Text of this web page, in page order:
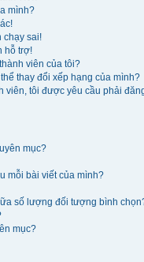
mình?
chạy sai!
hỗ trợ!
viên của tôi?
thay đổi xếp hạng của mình?
viên, tôi được yêu cầu phải
mục?
mỗi bài viết của mình?
số lượng đối tượng bình
mục?